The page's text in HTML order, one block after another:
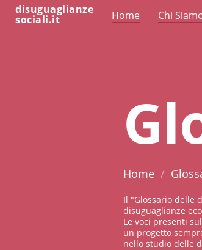
disuguaglianze
sociali.it Home Chi
Home
Il "Glossario delle
disuguaglianze
Le voci presenti
un progetto
nello studio delle